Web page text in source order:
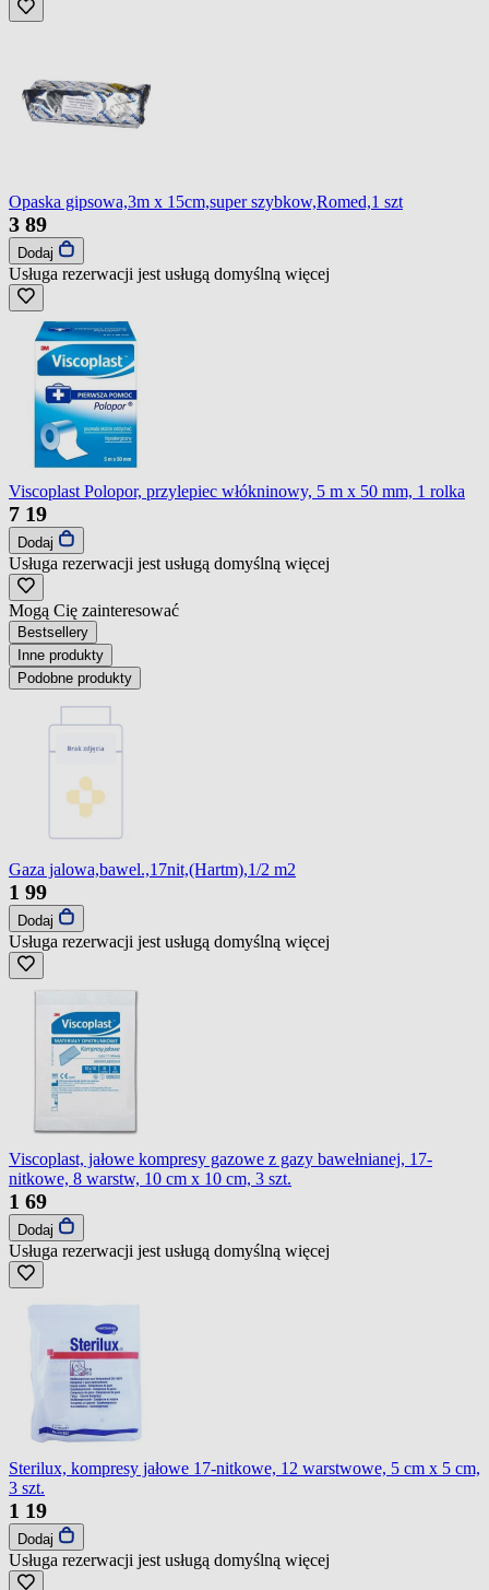
Opaska gipsowa,3m x 15cm,super szybkow,Romed,1 szt
3 89
Dodaj
Usługa rezerwacji jest usługą domyślną więcej
Viscoplast Polopor, przylepiec włókninowy, 5 m x 50 mm, 1 rolka
7 19
Dodaj
Usługa rezerwacji jest usługą domyślną więcej
Mogą Cię zainteresować
Bestsellery
Inne produkty
Podobne produkty
Gaza jalowa,bawel.,17nit,(Hartm),1/2 m2
1 99
Dodaj
Usługa rezerwacji jest usługą domyślną więcej
Viscoplast, jałowe kompresy gazowe z gazy bawełnianej, 17-
nitkowe, 8 warstw, 10 cm x 10 cm, 3 szt.
1 69
Dodaj
Usługa rezerwacji jest usługą domyślną więcej
Sterilux, kompresy jałowe 17-nitkowe, 12 warstwowe, 5 cm x 5 cm,
3 szt.
1 19
Dodaj
Usługa rezerwacji jest usługą domyślną więcej